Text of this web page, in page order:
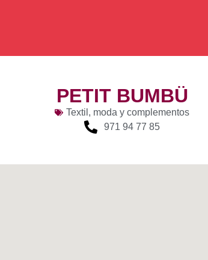
PETIT BUMBÜ
Textil, moda y complementos
971 94 77 85